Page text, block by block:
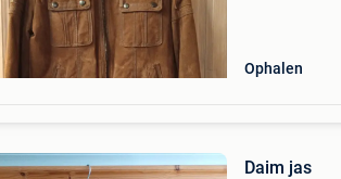
Ophalen
Daim jas